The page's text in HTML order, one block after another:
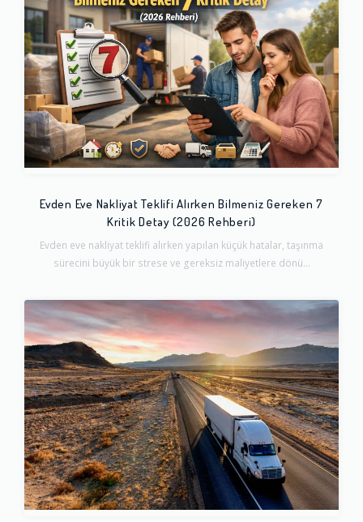
Evden Eve Nakliyat Teklifi Alırken Bilmeniz Gereken 7
Kritik Detay (2026 Rehberi)
Evden eve nakliyat teklifi alırken yapılan küçük hatalar, taşınma
sürecini büyük bir strese ve gereksiz maliyetlere dönü...